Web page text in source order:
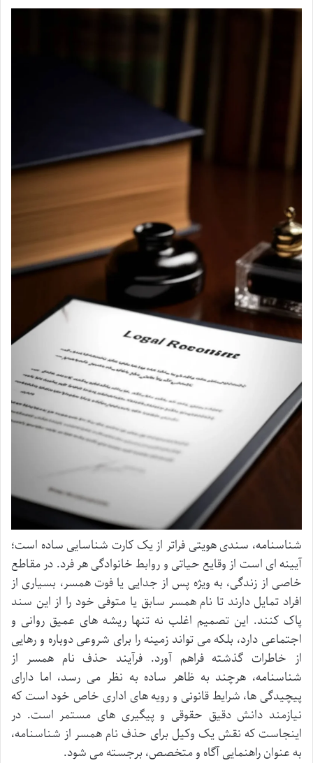
شناسنامه، سندی هویتی فراتر از یک کارت شناسایی ساده است؛
آیینه ای است از وقایع حیاتی و روابط خانوادگی هر فرد. در مقاطع
خاصی از زندگی، به ویژه پس از جدایی یا فوت همسر، بسیاری از
افراد تمایل دارند تا نام همسر سابق یا متوفی خود را از این سند
پاک کنند. این تصمیم اغلب نه تنها ریشه های عمیق روانی و
اجتماعی دارد، بلکه می تواند زمینه را برای شروعی دوباره و رهایی
از خاطرات گذشته فراهم آورد. فرآیند حذف نام همسر از
شناسنامه، هرچند به ظاهر ساده به نظر می رسد، اما دارای
پیچیدگی ها، شرایط قانونی و رویه های اداری خاص خود است که
نیازمند دانش دقیق حقوقی و پیگیری های مستمر است. در
اینجاست که نقش یک وکیل برای حذف نام همسر از شناسنامه،
به عنوان راهنمایی آگاه و متخصص، برجسته می شود.